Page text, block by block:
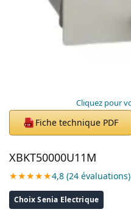
Cliquez pour
PDF Fiche technique PDF
XBKT50000U11M
★★★★★4,8 (24 évaluations)
Choix Senia Electrique